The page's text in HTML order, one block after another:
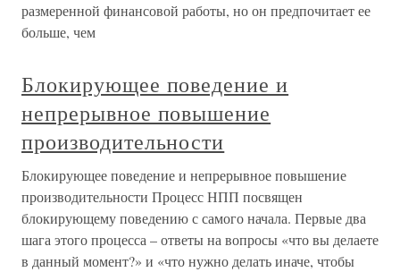
размеренной финансовой работы, но он предпочитает ее
больше, чем
Блокирующее поведение и
непрерывное повышение
производительности
Блокирующее поведение и непрерывное повышение
производительности Процесс НПП посвящен
блокирующему поведению с самого начала. Первые два
шага этого процесса – ответы на вопросы «что вы делаете
в данный момент?» и «что нужно делать иначе, чтобы